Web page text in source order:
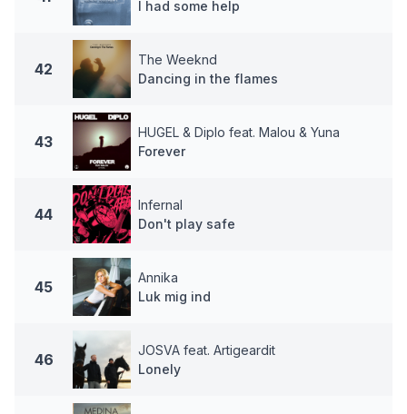
I had some help
42
The Weeknd
Dancing in the flames
43
HUGEL & Diplo feat. Malou & Yuna
Forever
44
Infernal
Don't play safe
45
Annika
Luk mig ind
46
JOSVA feat. Artigeardit
Lonely